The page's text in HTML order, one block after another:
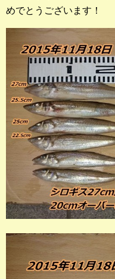
めでとうございます！
ブログ・釣行記
スタッフブログ
店長釣行記
スタッフ釣行記
釣果投稿フォーム
お問い合わせ